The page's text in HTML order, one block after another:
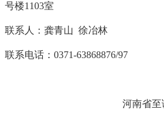
号楼1103室
联系人：龚青山 徐冶林
联系电话： 0371-63868876/97
河南省至